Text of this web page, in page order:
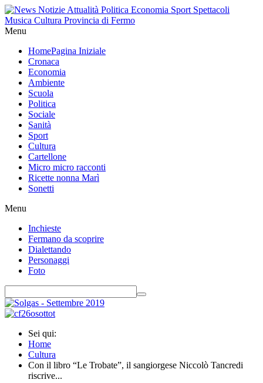
Menu
HomePagina Iniziale
Cronaca
Economia
Ambiente
Scuola
Politica
Sociale
Sanità
Sport
Cultura
Cartellone
Micro micro racconti
Ricette nonna Marì
Sonetti
Menu
Inchieste
Fermano da scoprire
Dialettando
Personaggi
Foto
Sei qui:
Home
Cultura
Con il libro “Le Trobate”, il sangiorgese Niccolò Tancredi
riscrive...